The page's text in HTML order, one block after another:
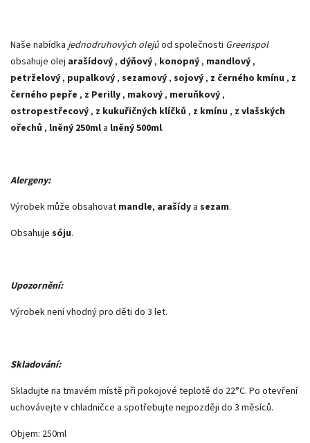
Naše nabídka jednodruhových olejůod společnosti Greenspol
obsahuje olej arašídový , dýňový , konopný , mandlový ,
petrželový , pupalkový , sezamový , sojový , z černého kmínu , z
černého pepře , z Perilly , makový , meruňkový ,
ostropestřecový , z kukuřičných klíčků , z kmínu , z vlašských
ořechů , lněný 250ml a lněný 500ml.
Alergeny:
Výrobek může obsahovat mandle, arašídy a sezam.
Obsahuje sóju.
Upozornění:
Výrobek není vhodný pro děti do 3 let.
Skladování:
Skladujte na tmavém místě při pokojové teplotě do 22°C. Po otevření
uchovávejte v chladničce a spotřebujte nejpozději do 3 měsíců.
Objem: 250ml